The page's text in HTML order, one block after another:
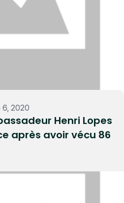
6, 2020
Henri Lopes
après avoir vécu 86